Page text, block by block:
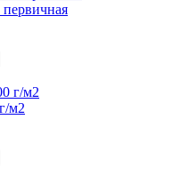
м2